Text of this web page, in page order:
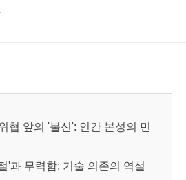
협 앞의 '불신': 인간 본성의 민
'과 무력함: 기술 의존의 역설